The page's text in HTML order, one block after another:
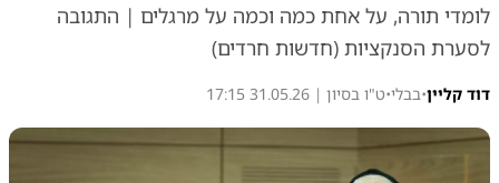
לומדי תורה, על אחת כמה וכמה על מרגלים | התגובה
לסערת הסנקציות (חדשות חרדים)
דוד קליין•בבלי•ט"ו בסיון | 31.05.26 17:15